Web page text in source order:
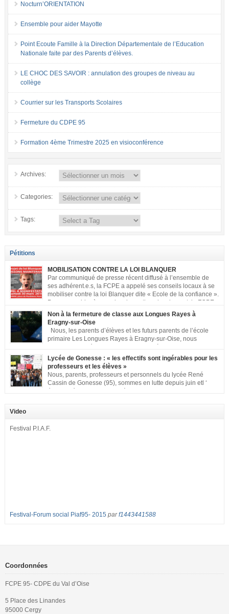
Nocturn’ORIENTATION
Ensemble pour aider Mayotte
Point Ecoute Famille à la Direction Départementale de l’Education
Nationale faite par des Parents d’élèves.
LE CHOC DES SAVOIR : annulation des groupes de niveau au
collège
Courrier sur les Transports Scolaires
Fermeture du CDPE 95
Formation 4ème Trimestre 2025 en visioconférence
Archives:
Categories:
Tags:
Pétitions
MOBILISATION CONTRE LA LOI BLANQUER
Par communiqué de presse récent diffusé à l’ensemble de
ses adhérent.e.s, la FCPE a appelé ses conseils locaux à se
mobiliser contre la loi Blanquer dite « Ecole de la confiance ».
Pour vous aider à organiser les actions localement, la FCPE
met à votre disposition ce kit de mobilisation comprenant : 1 affiche
appelant […]
Non à la fermeture de classe aux Longues Rayes à
Eragny-sur-Oise
Nous, les parents d’élèves et les futurs parents de l’école
primaire Les Longues Rayes à Eragny-sur-Oise, nous
signons cette pétition pour dire « NON à la fermeture de
classe aux Longues Rayes ». Non à la dégradation continue des conditions
d’accueil et d’apprentissage de nos enfants à l’école primaire. Chaque
enfant a droit à […]
Lycée de Gonesse : « les effectifs sont ingérables pour les
professeurs et les élèves »
Nous, parents, professeurs et personnels du lycée René
Cassin de Gonesse (95), sommes en lutte depuis juin etl ‘
équipe pédagogique en grève depuis le vendredi 2
nombreuses classes de première et […]
Video
Festival P.I.A.F.
Festival-Forum social Piaf95- 2015 parf1443441588
Coordonnées
FCPE 95- CDPE du Val d’Oise
5 Place des Linandes
95000 Cergy